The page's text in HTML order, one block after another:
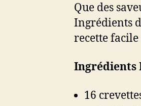
Que des
Ingrédients
recette
Ingrédients
16